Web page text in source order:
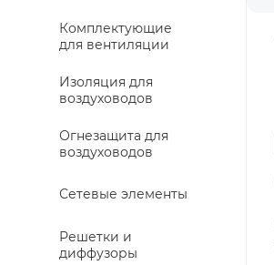
Комплектующие
для вентиляции
Изоляция для
воздуховодов
Огнезащита для
воздуховодов
Сетевые элементы
Решетки и
диффузоры